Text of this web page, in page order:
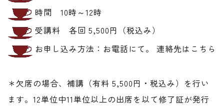
時間 10時～12時
受講料 各回 5,500円（税込み）
お申し込み方法：お電話にて。 連絡先はこちら
＊欠席の場合、補講（有料 5,500円・税込み）を行い
ます。12単位中11単位以上の出席を以て修了証が発行